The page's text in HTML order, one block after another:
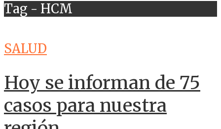
Tag - HCM
SALUD
Hoy se informan de 75
casos para nuestra